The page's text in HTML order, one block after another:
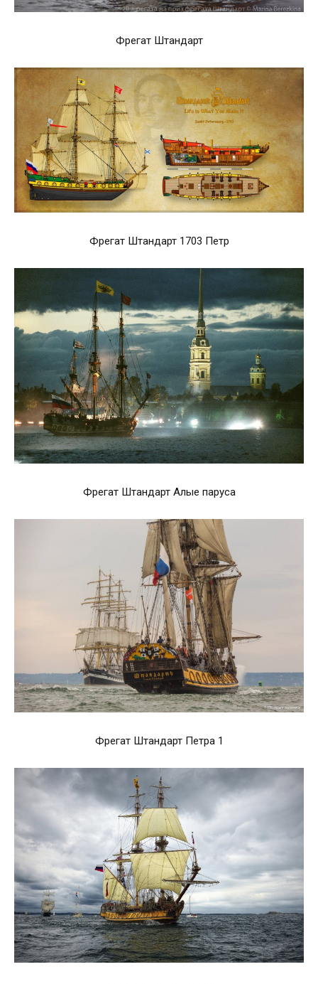
Фрегат Штандарт
Фрегат Штандарт 1703 Петр
Фрегат Штандарт Алые паруса
Фрегат Штандарт Петра 1